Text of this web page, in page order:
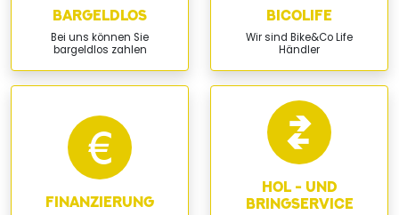
BARGELDLOS
Bei uns können Sie
bargeldlos zahlen
BICOLIFE
Wir sind Bike&Co Life
Händler
FINANZIERUNG
HOL - UND
BRINGSERVICE